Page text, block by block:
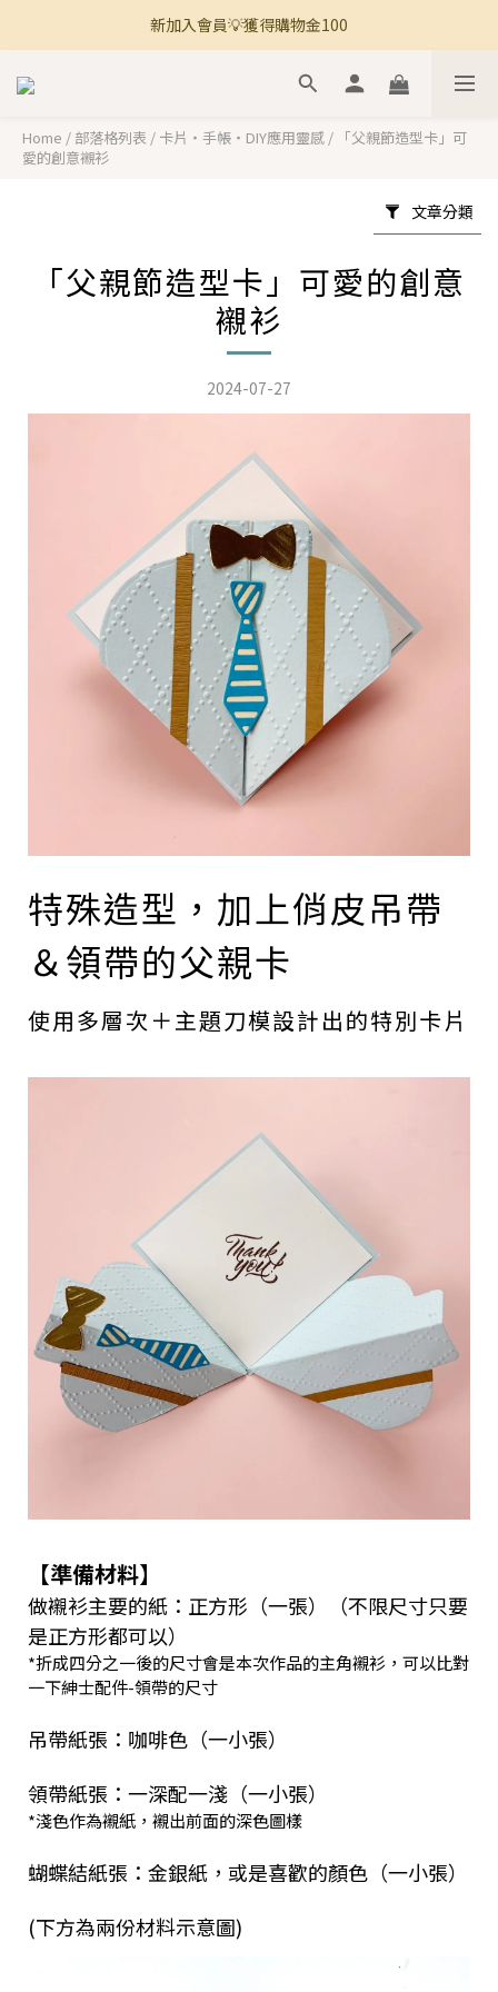
🚚 全館滿800免運 🚚
新加入會員💡獲得購物金100
🚚 全館滿800免運 🚚
Home / 部落格列表 / 卡片・手帳・DIY應用靈感 / 「父親節造型卡」可
愛的創意襯衫
文章分類
「父親節造型卡」可愛的創意
襯衫
2024-07-27
特殊造型，加上俏皮吊帶
＆領帶的父親卡
使用多層次＋主題刀模設計出的特別卡片
【準備材料】
做襯衫主要的紙：正方形（一張）（不限尺寸只要
是正方形都可以）
*折成四分之一後的尺寸會是本次作品的主角襯衫，可以比對
一下紳士配件-領帶的尺寸
吊帶紙張：咖啡色（一小張）
領帶紙張：一深配一淺（一小張）
*淺色作為襯紙，襯出前面的深色圖樣
蝴蝶結紙張：金銀紙，或是喜歡的顏色（一小張）
(下方為兩份材料示意圖)